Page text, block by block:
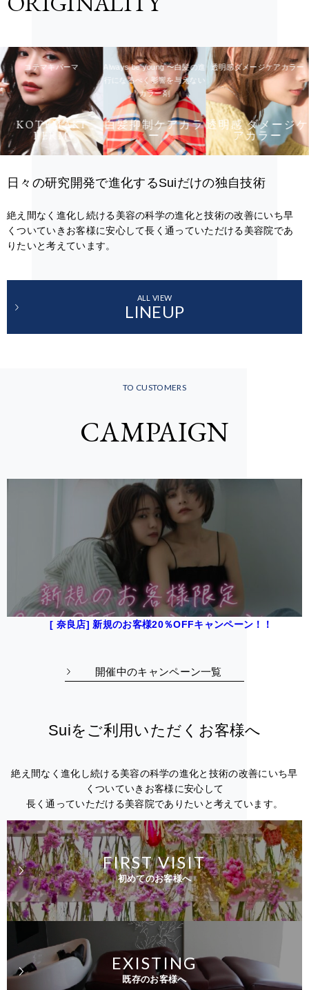
コテマキパーマ
KOTEMAKI
PERM
Always be young 〜白髪の進
行になるべく影響を与えない
カラー剤
白髪抑制ケアカラ
ー
透明感ダメージケアカラー
透明感 ダメージケ
アカラー
日々の研究開発で進化するSuiだけの独自技術
絶え間なく進化し続ける美容の科学の進化と技術の改善にいち早
くついていきお客様に安心して長く通っていただける美容院であ
りたいと考えています。
ALL VIEW
LINEUP
TO CUSTOMERS
CAMPAIGN
[ 奈良店] 新規のお客様20％OFFキャンペーン！！
開催中のキャンペーン一覧
Suiをご利用いただくお客様へ
絶え間なく進化し続ける美容の科学の進化と技術の改善にいち早
くついていきお客様に安心して
長く通っていただける美容院でありたいと考えています。
初めてのお客様へ
FIRST VISIT
既存のお客様へ
EXISTING